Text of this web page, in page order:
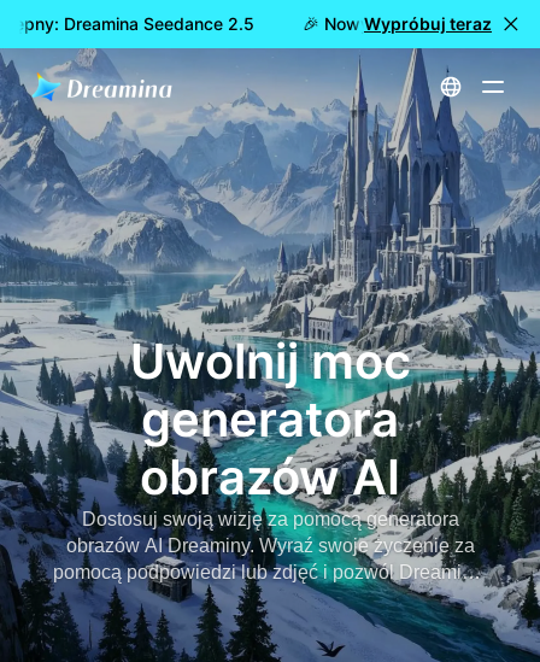
Dreamina Seedance 2.5 🎉 Nowy model już dostępny:
Wypróbuj teraz
Strona główna Narzędzia Uwolnij moc generatora obrazów AI
Uwolnij moc
generatora
obrazów AI
Dostosuj swoją wizję za pomocą generatora
obrazów AI Dreaminy. Wyraź swoje życzenie za
pomocą podpowiedzi lub zdjęć i pozwól Dreaminie
ożywić je w wykwintny, stylowy sposób.